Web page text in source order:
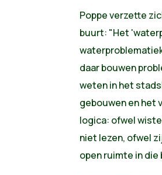
Poppe verzette
buurt: "Het
daar bouwen
weten in het
gebouwen en het
logica: ofwel
niet lezen, ofwel
open ruimte in die